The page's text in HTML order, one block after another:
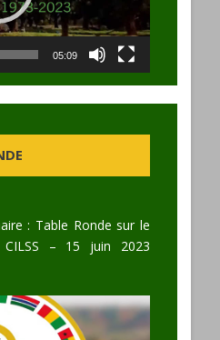
05:09
: Table Ronde sur le
CILSS – 15 juin 2023